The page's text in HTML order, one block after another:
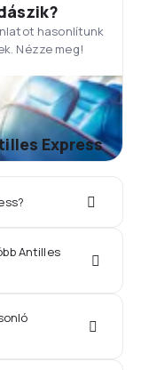
hasonlítunk
Nézze meg!
Express
Antilles